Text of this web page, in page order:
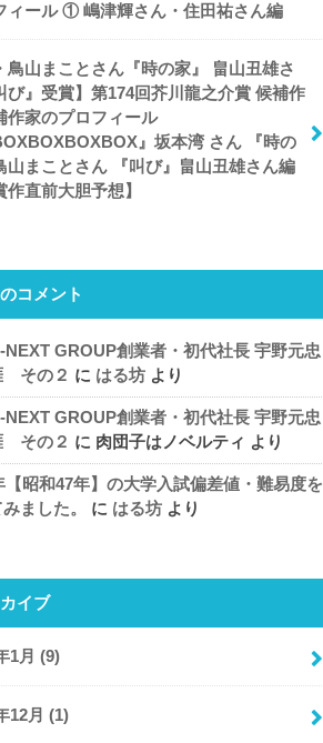
ィール ① 嶋津輝さん・住田祐さん編
鳥山まことさん『時の家』 畠山丑雄さ
び』受賞】第174回芥川龍之介賞 候補作
作家のプロフィール
』坂本湾 さん 『時の
山まことさん 『叫び』畠山丑雄さん編
作直前大胆予想】
コメント
NEXT GROUP創業者・初代社長 宇野元忠
その２ に はる坊 より
NEXT GROUP創業者・初代社長 宇野元忠
その２ に 肉団子はノベルティ より
【昭和47年】の大学入試偏差値・難易度を
ました。
に はる坊 より
イブ
1月 (9)
12月 (1)